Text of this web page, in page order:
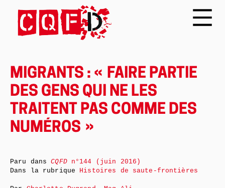
MIGRANTS : « FAIRE PARTIE
DES GENS QUI NE LES
TRAITENT PAS COMME DES
NUMÉROS »
Paru dansCQFDn°144 (juin 2016)
Dans la rubrique Histoires de saute-frontières